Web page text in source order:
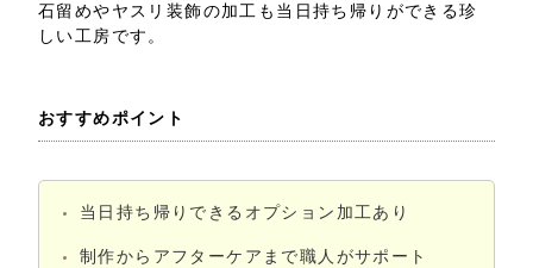
石留めやヤスリ装飾の加工も当日持ち帰りができる珍
しい工房です。
おすすめポイント
当日持ち帰りできるオプション加工あり
制作からアフターケアまで職人がサポート